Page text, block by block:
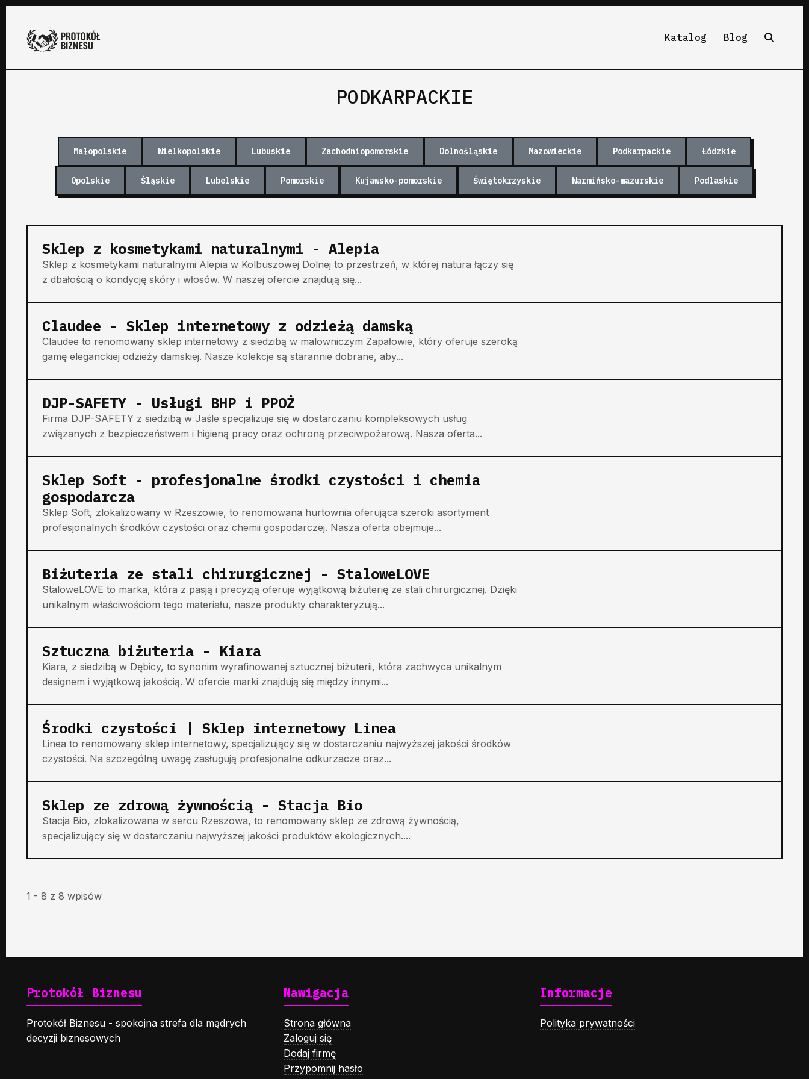
Katalog Blog
PODKARPACKIE
Małopolskie Wielkopolskie Lubuskie Zachodniopomorskie Dolnośląskie Mazowieckie Podkarpackie Łódzkie
Opolskie Śląskie Lubelskie Pomorskie Kujawsko-pomorskie Świętokrzyskie Warmińsko-mazurskie Podlaskie
Sklep z kosmetykami naturalnymi - Alepia
Sklep z kosmetykami naturalnymi Alepia w Kolbuszowej Dolnej to przestrzeń, w której natura łączy się
z dbałością o kondycję skóry i włosów. W naszej ofercie znajdują się...
Claudee - Sklep internetowy z odzieżą damską
Claudee to renomowany sklep internetowy z siedzibą w malowniczym Zapałowie, który oferuje szeroką
gamę eleganckiej odzieży damskiej. Nasze kolekcje są starannie dobrane, aby...
DJP-SAFETY - Usługi BHP i PPOŻ
Firma DJP-SAFETY z siedzibą w Jaśle specjalizuje się w dostarczaniu kompleksowych usług
związanych z bezpieczeństwem i higieną pracy oraz ochroną przeciwpożarową. Nasza oferta...
Sklep Soft - profesjonalne środki czystości i chemia
gospodarcza
Sklep Soft, zlokalizowany w Rzeszowie, to renomowana hurtownia oferująca szeroki asortyment
profesjonalnych środków czystości oraz chemii gospodarczej. Nasza oferta obejmuje...
Biżuteria ze stali chirurgicznej - StaloweLOVE
StaloweLOVE to marka, która z pasją i precyzją oferuje wyjątkową biżuterię ze stali chirurgicznej. Dzięki
unikalnym właściwościom tego materiału, nasze produkty charakteryzują...
Sztuczna biżuteria - Kiara
Kiara, z siedzibą w Dębicy, to synonim wyrafinowanej sztucznej biżuterii, która zachwyca unikalnym
designem i wyjątkową jakością. W ofercie marki znajdują się między innymi...
Środki czystości | Sklep internetowy Linea
Linea to renomowany sklep internetowy, specjalizujący się w dostarczaniu najwyższej jakości środków
czystości. Na szczególną uwagę zasługują profesjonalne odkurzacze oraz...
Sklep ze zdrową żywnością - Stacja Bio
Stacja Bio, zlokalizowana w sercu Rzeszowa, to renomowany sklep ze zdrową żywnością,
specjalizujący się w dostarczaniu najwyższej jakości produktów ekologicznych....
1 - 8 z 8 wpisów
Protokół Biznesu
Protokół Biznesu - spokojna strefa dla mądrych
decyzji biznesowych
Nawigacja
Strona główna
Zaloguj się
Dodaj firmę
Przypomnij hasło
Informacje
Polityka prywatności